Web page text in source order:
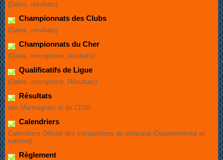
(Dates, résultats)
Championnats des Clubs
(Dates, résultats)
Championnats du Cher
(Dates, inscriptions, résultats)
Qualificatifs de Ligue
(Dates, inscriptions, Résultats)
Résultats
des Marmagnais et du CD18
Calendriers
Calendriers Officiel des compétitions de pétanque (Départemental et
national)
Règlement